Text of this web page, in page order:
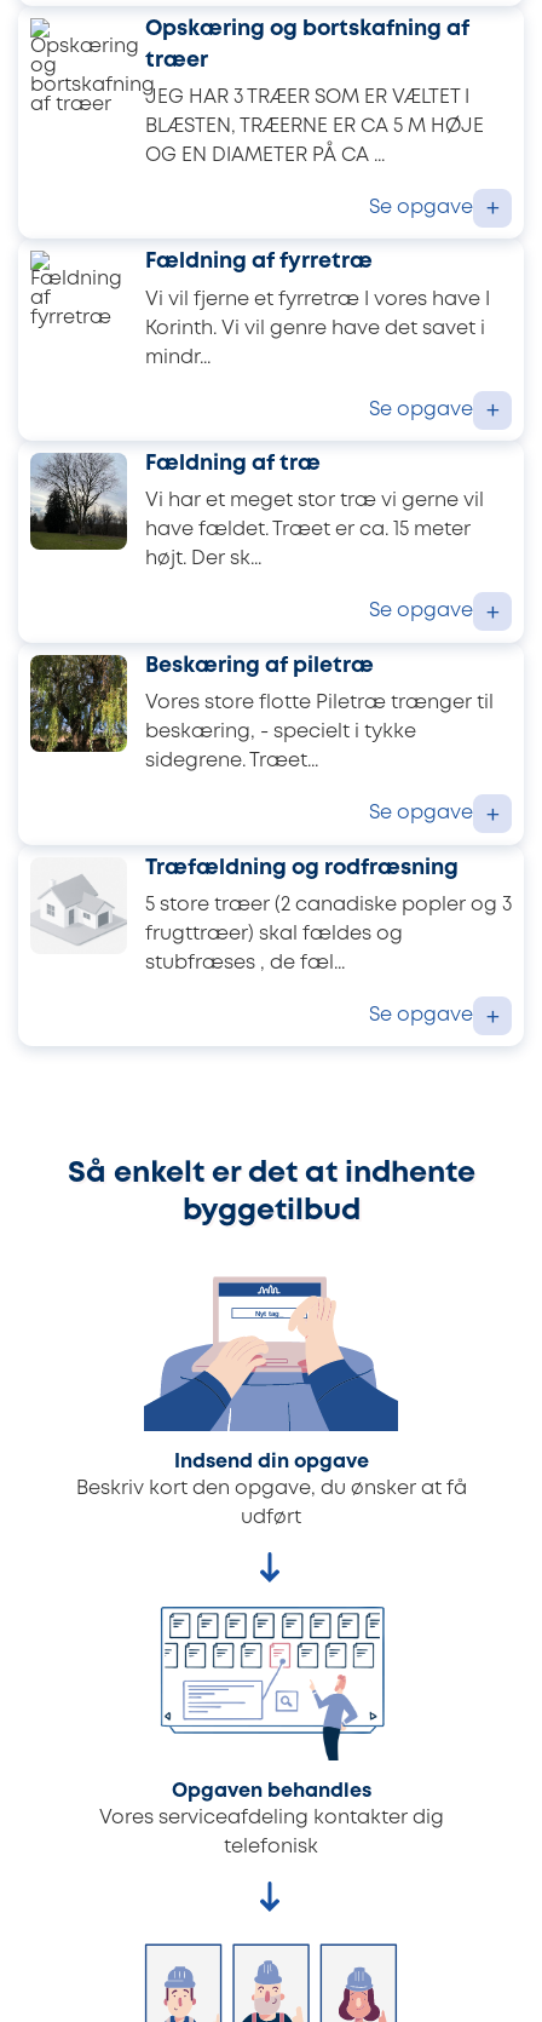
Opskæring og bortskafning af
træer
JEG HAR 3 TRÆER SOM ER VÆLTET I
BLÆSTEN, TRÆERNE ER CA 5 M HØJE
OG EN DIAMETER PÅ CA ...
Se opgave +
Fældning af fyrretræ
Vi vil fjerne et fyrretræ I vores have I
Korinth. Vi vil genre have det savet i
mindr...
Se opgave +
Fældning af træ
Vi har et meget stor træ vi gerne vil
have fældet. Træet er ca. 15 meter
højt. Der sk...
Se opgave +
Beskæring af piletræ
Vores store flotte Piletræ trænger til
beskæring, - specielt i tykke
sidegrene. Træet...
Se opgave +
Træfældning og rodfræsning
5 store træer (2 canadiske popler og 3
frugttræer) skal fældes og
stubfræses , de fæl...
Se opgave +
Så enkelt er det at indhente
byggetilbud
Indsend din opgave
Beskriv kort den opgave, du ønsker at få
udført
Opgaven behandles
Vores serviceafdeling kontakter dig
telefonisk